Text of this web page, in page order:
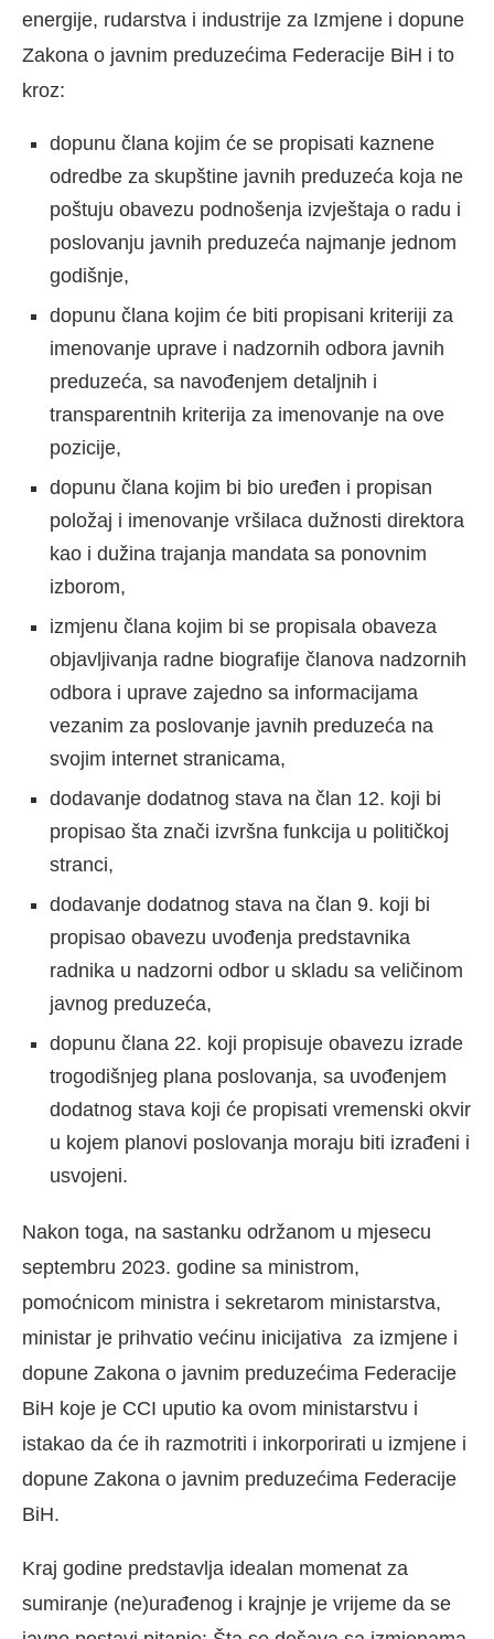
energije, rudarstva i industrije za Izmjene i dopune
Zakona o javnim preduzećima Federacije BiH i to
kroz:
dopunu člana kojim će se propisati kaznene
odredbe za skupštine javnih preduzeća koja ne
poštuju obavezu podnošenja izvještaja o radu i
poslovanju javnih preduzeća najmanje jednom
godišnje,
dopunu člana kojim će biti propisani kriteriji za
imenovanje uprave i nadzornih odbora javnih
preduzeća, sa navođenjem detaljnih i
transparentnih kriterija za imenovanje na ove
pozicije,
dopunu člana kojim bi bio uređen i propisan
položaj i imenovanje vršilaca dužnosti direktora
kao i dužina trajanja mandata sa ponovnim
izborom,
izmjenu člana kojim bi se propisala obaveza
objavljivanja radne biografije članova nadzornih
odbora i uprave zajedno sa informacijama
vezanim za poslovanje javnih preduzeća na
svojim internet stranicama,
dodavanje dodatnog stava na član 12. koji bi
propisao šta znači izvršna funkcija u političkoj
stranci,
dodavanje dodatnog stava na član 9. koji bi
propisao obavezu uvođenja predstavnika
radnika u nadzorni odbor u skladu sa veličinom
javnog preduzeća,
dopunu člana 22. koji propisuje obavezu izrade
trogodišnjeg plana poslovanja, sa uvođenjem
dodatnog stava koji će propisati vremenski okvir
u kojem planovi poslovanja moraju biti izrađeni i
usvojeni.
Nakon toga, na sastanku održanom u mjesecu
septembru 2023. godine sa ministrom,
pomoćnicom ministra i sekretarom ministarstva,
ministar je prihvatio većinu inicijativa za izmjene i
dopune Zakona o javnim preduzećima Federacije
BiH koje je CCI uputio ka ovom ministarstvu i
istakao da će ih razmotriti i inkorporirati u izmjene i
dopune Zakona o javnim preduzećima Federacije
BiH.
Kraj godine predstavlja idealan momenat za
sumiranje (ne)urađenog i krajnje je vrijeme da se